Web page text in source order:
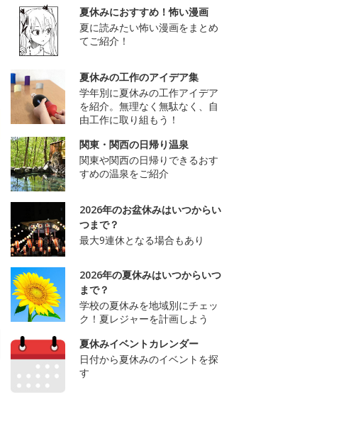
夏休みにおすすめ！怖い漫画
夏に読みたい怖い漫画をまとめ
てご紹介！
夏休みの工作のアイデア集
学年別に夏休みの工作アイデア
を紹介。無理なく無駄なく、自
由工作に取り組もう！
関東・関西の日帰り温泉
関東や関西の日帰りできるおす
すめの温泉をご紹介
2026年のお盆休みはいつからい
つまで？
最大9連休となる場合もあり
2026年の夏休みはいつからいつ
まで？
学校の夏休みを地域別にチェッ
ク！夏レジャーを計画しよう
夏休みイベントカレンダー
日付から夏休みのイベントを探
す